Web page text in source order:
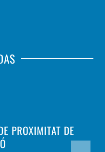
PROXIMITAT DE